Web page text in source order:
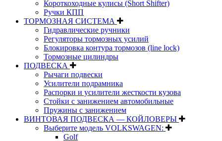
Короткоходные кулисы (Short Shifter)
Ручки КПП
ТОРМОЗНАЯ СИСТЕМА
Гидравлические ручники
Регуляторы тормозных усилий
Блокировка контура тормозов (line lock)
Тормозные цилиндры
ПОДВЕСКА
Рычаги подвески
Усилители подрамника
Распорки и усилители жесткости кузова
Стойки с занижением автомобильные
Пружины с занижением
ВИНТОВАЯ ПОДВЕСКА — КОЙЛОВЕРЫ
Выберите модель VOLKSWAGEN:
Golf